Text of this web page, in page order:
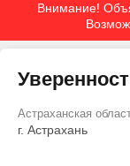
Внимание!
Астраханская
г. Астрахань